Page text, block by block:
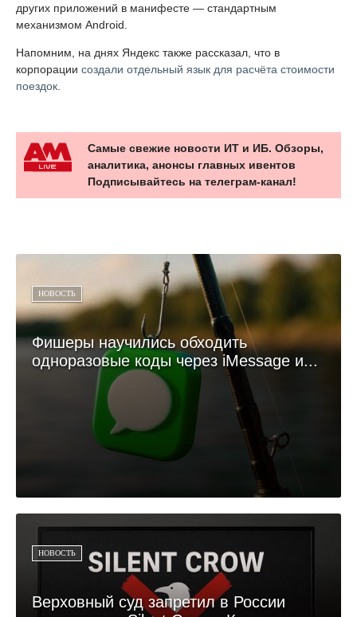
других приложений в манифесте — стандартным
механизмом Android.
Напомним, на днях Яндекс также рассказал, что в
корпорации создали отдельный язык для расчёта стоимости
поездок
Самые свежие новости ИТ и ИБ. Обзоры,
аналитика, анонсы главных ивентов
Подписывайтесь на телеграм-канал!
НОВОСТЬ
Фишеры научились обходить
одноразовые коды через iMessage и...
НОВОСТЬ
Верховный суд запретил в России